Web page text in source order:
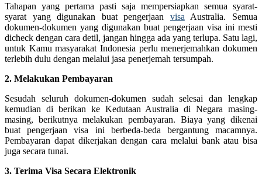
Tahapan yang pertama pasti saja mempersiapkan semua syarat-
syarat yang digunakan buat pengerjaan visa Australia. Semua
dokumen-dokumen yang digunakan buat pengerjaan visa ini mesti
dicheck dengan cara detil, jangan hingga ada yang terlupa. Satu lagi,
untuk Kamu masyarakat Indonesia perlu menerjemahkan dokumen
terlebih dulu dengan melalui jasa penerjemah tersumpah.
2. Melakukan Pembayaran
Sesudah seluruh dokumen-dokumen sudah selesai dan lengkap
kemudian di berikan ke Kedutaan Australia di Negara masing-
masing, berikutnya melakukan pembayaran. Biaya yang dikenai
buat pengerjaan visa ini berbeda-beda bergantung macamnya.
Pembayaran dapat dikerjakan dengan cara melalui bank atau bisa
juga secara tunai.
3. Terima Visa Secara Elektronik